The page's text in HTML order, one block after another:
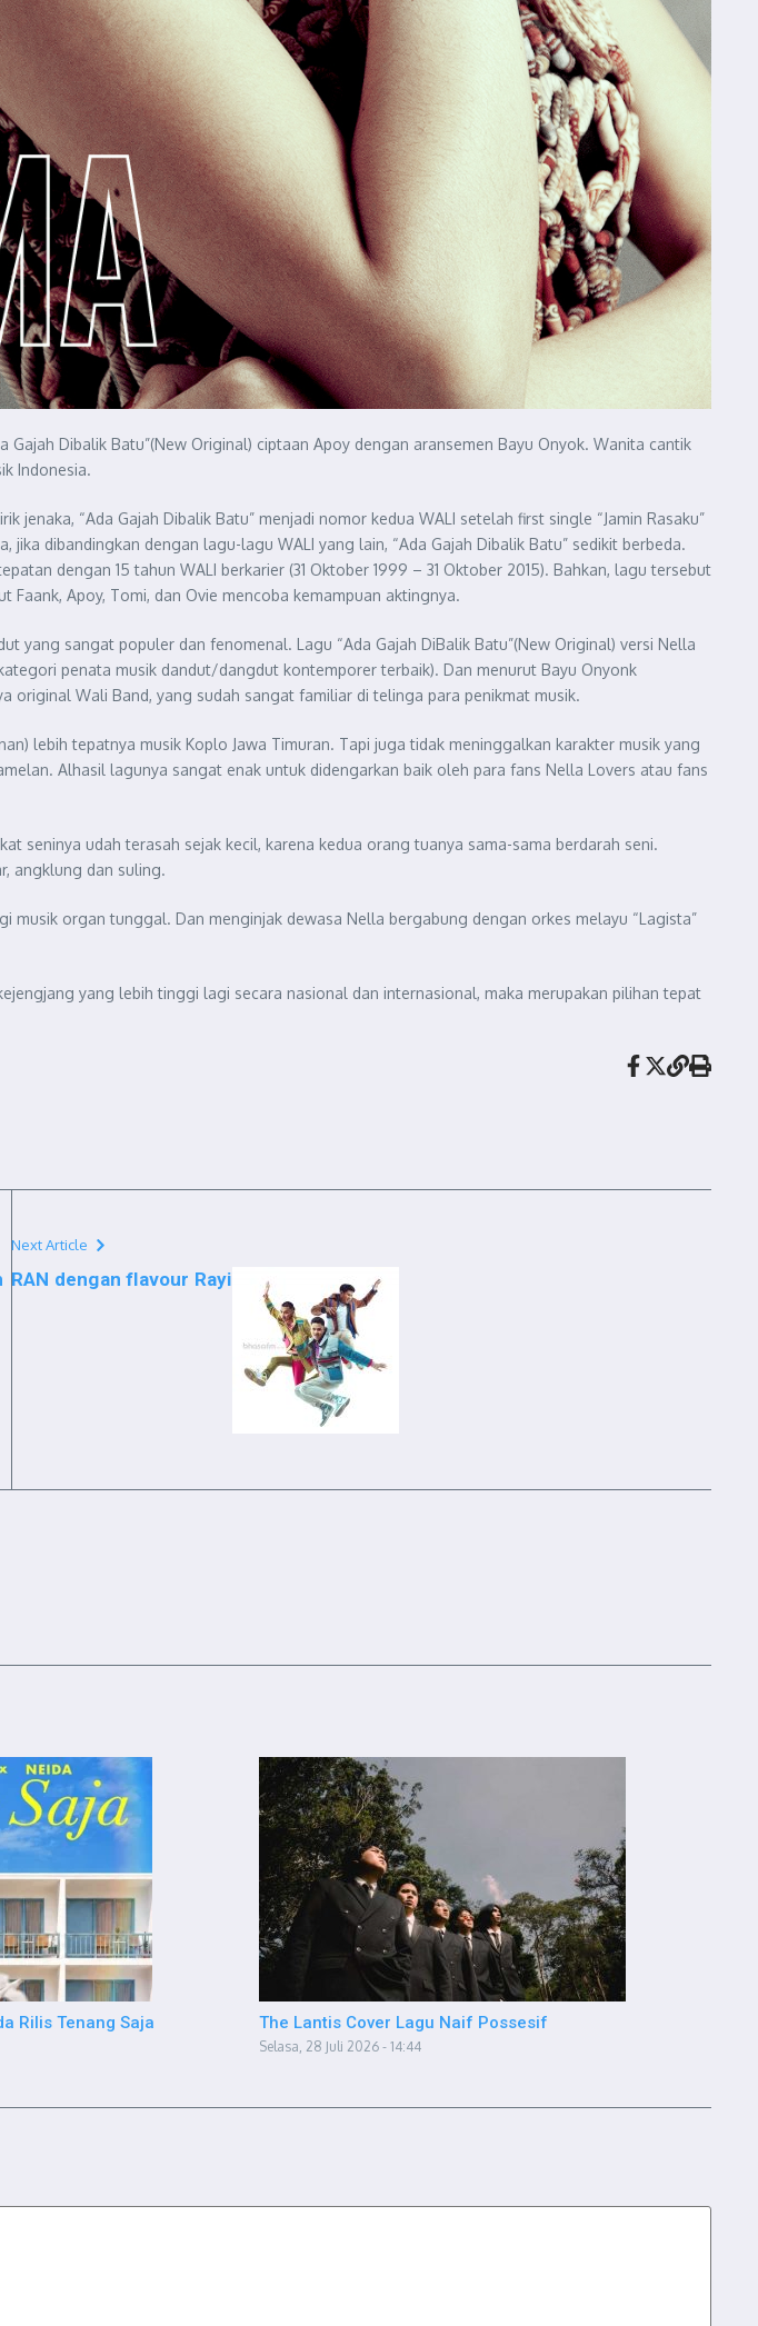
Dibalik Batu”(New Original) ciptaan Apoy dengan aransemen Bayu Onyok. Wanita cantik
Indonesia.
“Ada Gajah Dibalik Batu” menjadi nomor kedua WALI setelah first single “Jamin Rasaku”
jika dibandingkan dengan lagu-lagu WALI yang lain, “Ada Gajah Dibalik Batu” sedikit berbeda.
dengan 15 tahun WALI berkarier (31 Oktober 1999 – 31 Oktober 2015). Bahkan, lagu tersebut
Apoy, Tomi, dan Ovie mencoba kemampuan aktingnya.
yang sangat populer dan fenomenal. Lagu “Ada Gajah DiBalik Batu”(New Original) versi Nella
penata musik dandut/dangdut kontemporer terbaik). Dan menurut Bayu Onyonk
original Wali Band, yang sudah sangat familiar di telinga para penikmat musik.
lebih tepatnya musik Koplo Jawa Timuran. Tapi juga tidak meninggalkan karakter musik yang
Alhasil lagunya sangat enak untuk didengarkan baik oleh para fans Nella Lovers atau fans
seninya udah terasah sejak kecil, karena kedua orang tuanya sama-sama berdarah seni.
angklung dan suling.
organ tunggal. Dan menginjak dewasa Nella bergabung dengan orkes melayu “Lagista”
yang lebih tinggi lagi secara nasional dan internasional, maka merupakan pilihan tepat
Next Article
RAN dengan flavour Rayi
Rilis Tenang Saja The Lantis Cover Lagu Naif Possesif
Selasa, 28 Juli 2026 - 14:44